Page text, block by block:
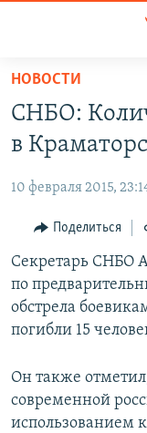
Вернуться
основному
содержанию
Вернутся
навигации
Вернутся
поиску
КАРТА ВОЕННЫХ
11 ЛЕТ ОККУПАЦИИ
ВОДА
ИСТОРИЯ
ЕЩЕ
ИНТЕРАКТИВ
ИНФОГРАФИКА
ТЕЛЕПРОЕКТ
ПРОПАВШИЕ БЕЗ
ПОБЕДИТЕЛЕЙ НЕ
РАДІО СВОБОДА
КАК ОБОЙТИ
Qırımtatar
ПРИСОЕДИНЯЙТЕСЬ!
НОВОСТИ
СНБО:
в
10 февраля 2015,
Поделиться
Секретарь СНБО
по
обстрела
погибли 15
Он также
современной
использованием